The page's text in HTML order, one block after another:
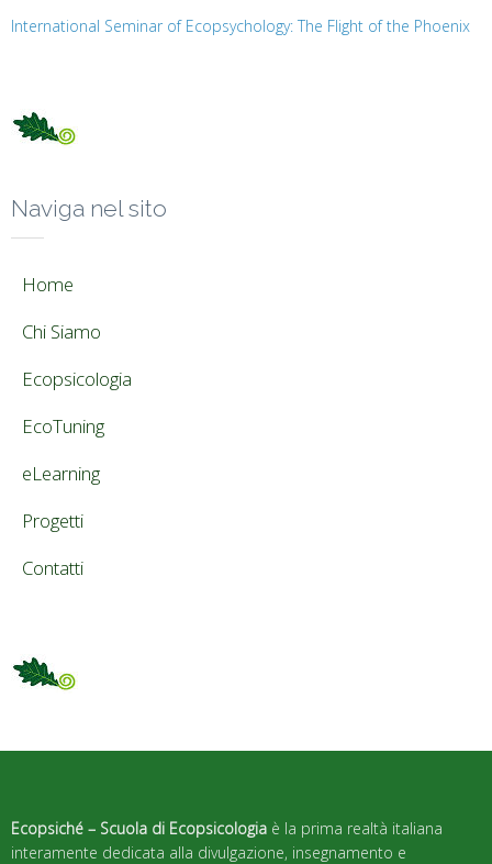
International Seminar of Ecopsychology: The Flight of the Phoenix
Naviga nel sito
Home
Chi Siamo
Ecopsicologia
EcoTuning
eLearning
Progetti
Contatti
Ecopsiché – Scuola di Ecopsicologia è la prima realtà italiana
interamente dedicata alla divulgazione, insegnamento e